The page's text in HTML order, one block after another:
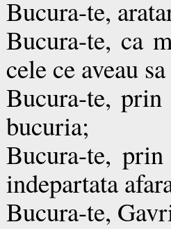
Bucura-te,
Bucura-te, ca
cele ce aveau
Bucura-te,
bucuria;
Bucura-te,
indepartata
Bucura-te,